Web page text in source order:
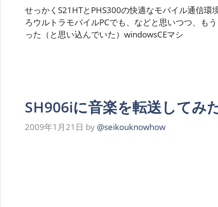
せっかくS21HTとPHS300の快適なモバイル通信環
ろウルトラモバイルPCでも、などと思いつつ、も
った（と思い込んでいた）windowsCEマシ
SH906iに音楽を転送してみ
2009年1月21日 by @seikouknowhow